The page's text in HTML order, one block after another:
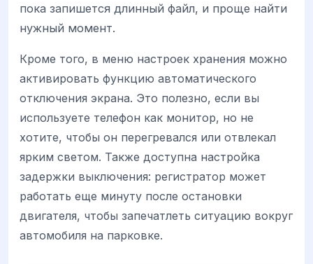
пока запишется длинный файл, и проще найти
нужный момент.
Кроме того, в меню настроек хранения можно
активировать функцию автоматического
отключения экрана. Это полезно, если вы
используете телефон как монитор, но не
хотите, чтобы он перегревался или отвлекал
ярким светом. Также доступна настройка
задержки выключения: регистратор может
работать еще минуту после остановки
двигателя, чтобы запечатлеть ситуацию вокруг
автомобиля на парковке.